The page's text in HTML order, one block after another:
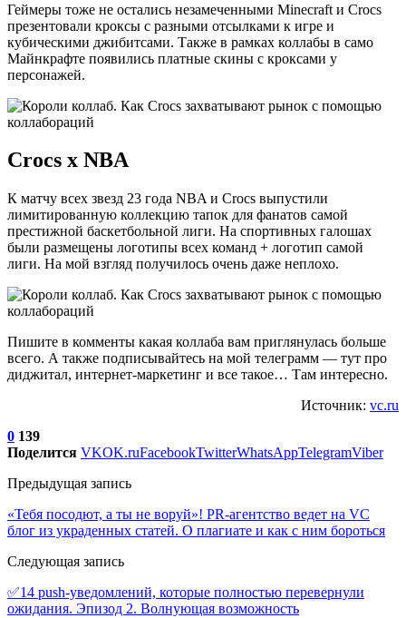
Геймеры тоже не остались незамеченными Minecraft и Crocs
презентовали кроксы с разными отсылками к игре и
кубическими джибитсами. Также в рамках коллабы в само
Майнкрафте появились платные скины с кроксами у
персонажей.
Crocs х NBA
К матчу всех звезд 23 года NBA и Crocs выпустили
лимитированную коллекцию тапок для фанатов самой
престижной баскетбольной лиги. На спортивных галошах
были размещены логотипы всех команд + логотип самой
лиги. На мой взгляд получилось очень даже неплохо.
Пишите в комменты какая коллаба вам приглянулась больше
всего. А также подписывайтесь на мой телеграмм — тут про
диджитал, интернет-маркетинг и все такое… Там интересно.
Источник: vc.ru
0 139
Поделится VKOK.ruFacebookTwitterWhatsAppTelegramViber
Предыдущая запись
«Тебя посодют, а ты не воруй»! PR-агентство ведет на VC
блог из украденных статей. О плагиате и как с ним бороться
Следующая запись
✅14 push-уведомлений, которые полностью перевернули
ожидания. Эпизод 2. Волнующая возможность